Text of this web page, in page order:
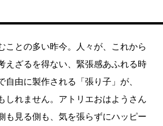
ことの多い昨今。人々が、これから
えざるを得ない、緊張感あふれる時
自由に製作される「張り子」が、
しれません。アトリエおはようさん
も見る側も、気を張らずにハッピー